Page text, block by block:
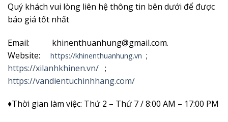
Quý khách vui lòng liên hệ thông tin bên dưới để được
báo giá tốt nhất
Email: khinenthuanhung@gmail.com.
Website: https://khinenthuanhung.vn ;
https://xilanhkhinen.vn/ ;
https://vandientuchinhhang.com/
♦Thời gian làm việc: Thứ 2 – Thứ 7 / 8:00 AM – 17:00 PM